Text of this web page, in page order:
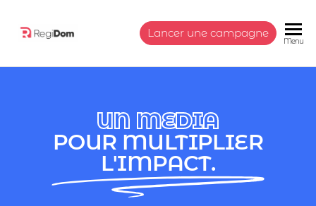
RegiDom
Communiquer
régie présente
Guadeloupe
Lancer une campagne
Menu
UN MEDIA
POUR MULTIPLIER
L'IMPACT.